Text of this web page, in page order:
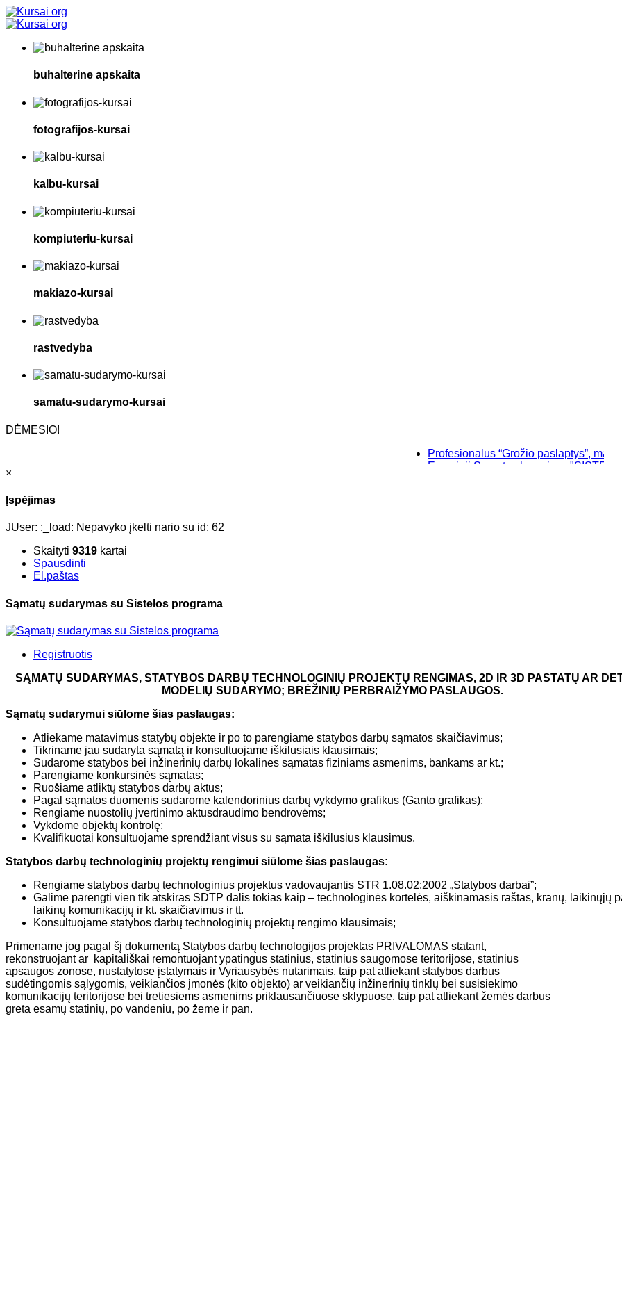
buhalterine apskaita
fotografijos-kursai
kalbu-kursai
kompiuteriu-kursai
makiazo-kursai
rastvedyba
samatu-sudarymo-kursai
DĖMESIO!
Profesionalūs “Grožio paslaptys”,
Esamieji Sąmatos kursai, su "SISTELA"
×
Įspėjimas
JUser: :_load: Nepavyko įkelti nario su id: 62
Skaityti 9319 kartai
Spausdinti
El.paštas
Sąmatų sudarymas su Sistelos programa
Registruotis
SĄMATŲ SUDARYMAS, STATYBOS DARBŲ TECHNOLOGINIŲ PROJEKTŲ RENGIMAS, 2D IR 3D PASTATŲ AR
MODELIŲ SUDARYMO; BRĖŽINIŲ PERBRAIŽYMO PASLAUGOS.
Sąmatų sudarymui siūlome šias paslaugas:
Atliekame matavimus statybų objekte ir po to parengiame statybos darbų sąmatos skaičiavimus;
Tikriname jau sudaryta sąmatą ir konsultuojame iškilusiais klausimais;
Sudarome statybos bei inžinerinių darbų lokalines sąmatas fiziniams asmenims, bankams ar kt.;
Parengiame konkursinės sąmatas;
Ruošiame atliktų statybos darbų aktus;
Pagal sąmatos duomenis sudarome kalendorinius darbų vykdymo grafikus (Ganto grafikas);
Rengiame nuostolių įvertinimo aktusdraudimo bendrovėms;
Vykdome objektų kontrolę;
Kvalifikuotai konsultuojame sprendžiant visus su sąmata iškilusius klausimus.
Statybos darbų technologinių projektų rengimui siūlome šias paslaugas:
Rengiame statybos darbų technologinius projektus vadovaujantis STR 1.08.02:2002 „Statybos darbai”;
Galime parengti vien tik atskiras SDTP dalis tokias kaip – technologinės kortelės, aiškinamasis raštas, kranų, laikinųjų
laikinų komunikacijų ir kt. skaičiavimus ir tt.
Konsultuojame statybos darbų technologinių projektų rengimo klausimais;
Primename jog pagal šį dokumentą Statybos darbų technologijos projektas PRIVALOMAS statant,
rekonstruojant ar kapitališkai remontuojant ypatingus statinius, statinius saugomose teritorijose, statinius
apsaugos zonose, nustatytose įstatymais ir Vyriausybės nutarimais, taip pat atliekant statybos darbus
sudėtingomis sąlygomis, veikiančios įmonės (kito objekto) ar veikiančių inžinerinių tinklų bei susisiekimo
komunikacijų teritorijose bei tretiesiems asmenims priklausančiuose sklypuose, taip pat atliekant žemės darbus
greta esamų statinių, po vandeniu, po žeme ir pan.